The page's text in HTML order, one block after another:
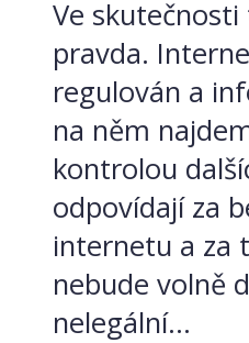
Ve
pravda.
regulován a
na něm
kontrolou
odpovídají za
internetu a za
nebude volně
nelegální...